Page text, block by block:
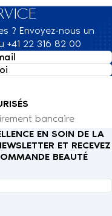
? Envoyez-nous un
22 316 82 00
bancaire
EN SOIN DE LA
ET RECEVEZ
BEAUTÉ